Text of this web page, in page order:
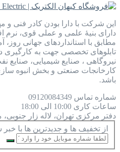
این شرکت با دارا بودن کادر فنی و
دارای بنیۀ علمی و عملی قوی، نرم
مطابق با استانداردهای جهانی روز،
تابلوهای تخصصی جهت به کارگیری
نیروگاهی ، صنایع شیمیایی، صنایع
کارخانجات صنعتی و بخش انبوه
باشد.
شماره تماس 09120084349
ساعات کاری 10:00 الی 18:00
دفتر مرکزی تهران، لاله زار جنوبی،
از تخفیف ها و جدیدترین ها با خبر